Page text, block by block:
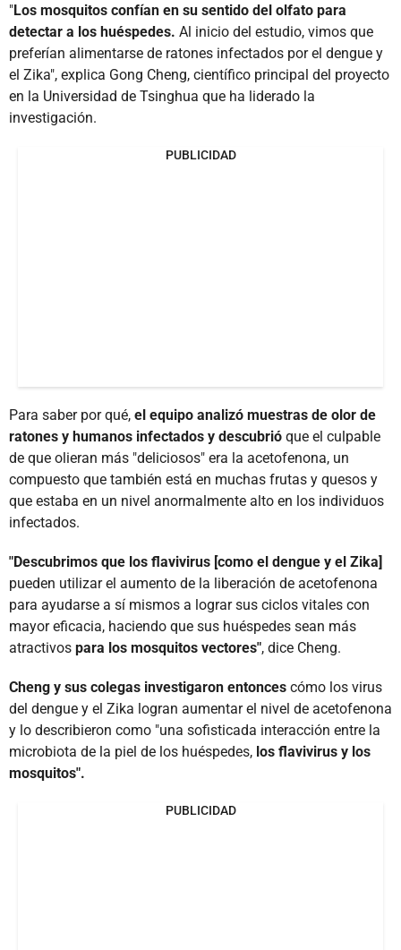
"Los mosquitos confían en su sentido del olfato para
detectar a los huéspedes. Al inicio del estudio, vimos que
preferían alimentarse de ratones infectados por el dengue y
el Zika", explica Gong Cheng, científico principal del proyecto
en la Universidad de Tsinghua que ha liderado la
investigación.
PUBLICIDAD
Para saber por qué, el equipo analizó muestras de olor de
ratones y humanos infectados y descubrió que el culpable
de que olieran más "deliciosos" era la acetofenona, un
compuesto que también está en muchas frutas y quesos y
que estaba en un nivel anormalmente alto en los individuos
infectados.
"Descubrimos que los flavivirus [como el dengue y el Zika]
pueden utilizar el aumento de la liberación de acetofenona
para ayudarse a sí mismos a lograr sus ciclos vitales con
mayor eficacia, haciendo que sus huéspedes sean más
atractivos para los mosquitos vectores", dice Cheng.
Cheng y sus colegas investigaron entonces cómo los virus
del dengue y el Zika logran aumentar el nivel de acetofenona
y lo describieron como "una sofisticada interacción entre la
microbiota de la piel de los huéspedes, los flavivirus y los
mosquitos".
PUBLICIDAD